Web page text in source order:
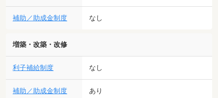
補助／助成金制度 なし
増築・改築・改修
利子補給制度 なし
補助／助成金制度 あり